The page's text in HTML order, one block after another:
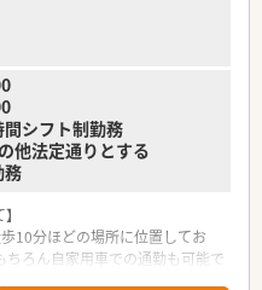
シフト制勤務
他法定通りとする
務
10分ほどの場所に位置してお
ちろん自家用車での通勤も可能で